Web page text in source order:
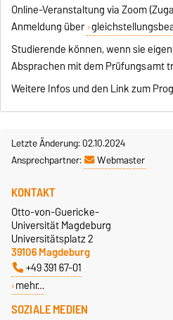
Online-Veranstaltung via Zoom
Anmeldung über
Studierende können, wenn sie
Absprachen mit dem Prüfungsamt
Weitere Infos und den Link zum
Letzte Änderung: 02.10.2024
Ansprechpartner:
Webmaster
SOZIALE MEDIEN
KONTAKT
Otto-von-Guericke-
Universität Magdeburg
Universitätsplatz 2
39106 Magdeburg
+49 391 67-01
mehr…